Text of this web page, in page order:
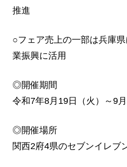
推進
○フェア売上の一部は兵庫
業振興に活用
◎開催期間
令和7年8月19日（火）～9月
◎開催場所
関西2府4県のセブンイレブ